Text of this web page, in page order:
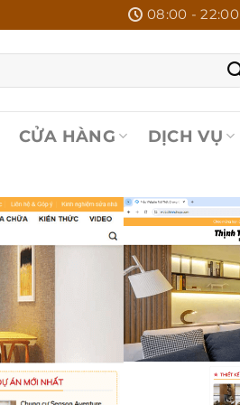
08:00 - 22:00
CỬA HÀNG DỊCH VỤ